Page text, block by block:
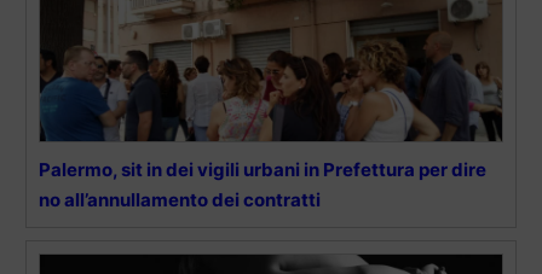
Palermo, sit in dei vigili urbani in Prefettura per dire
no all’annullamento dei contratti